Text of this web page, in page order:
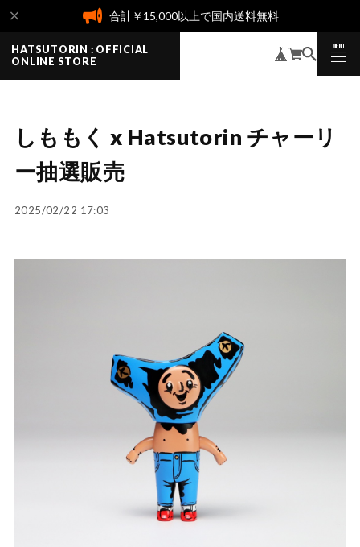
合計￥15,000以上で国内送料無料
HATSUTORIN : OFFICIAL
ONLINE STORE
MENU
CLOSE
しももく x Hatsutorin チャーリ
ー抽選販売
2025/02/22 17:03